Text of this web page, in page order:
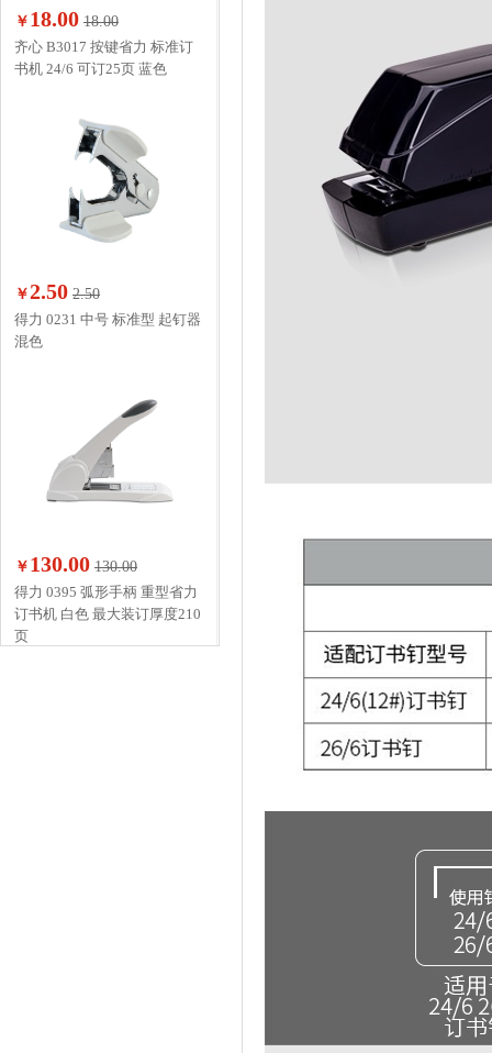
￥ 18.00 18.00
齐心 B3017 按键省力 标准订
书机 24/6 可订25页 蓝色
￥2.50 2.50
得力 0231 中号 标准型 起钉器
混色
￥ 130.00 130.00
得力 0395 弧形手柄 重型省力
订书机 白色 最大装订厚度210
页